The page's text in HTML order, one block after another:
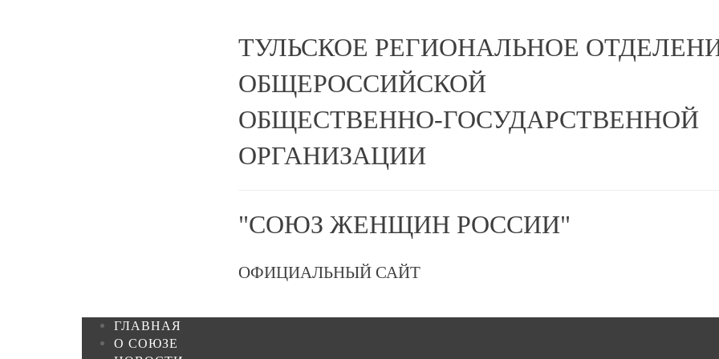
ТУЛЬСКОЕ РЕГИОНАЛЬНОЕ
ОБЩЕРОССИЙСКОЙ
ОБЩЕСТВЕННО-ГОСУДАРСТВЕННОЙ
ОРГАНИЗАЦИИ
"СОЮЗ ЖЕНЩИН РОССИИ"
ОФИЦИАЛЬНЫЙ САЙТ
ГЛАВНАЯ
О СОЮЗЕ